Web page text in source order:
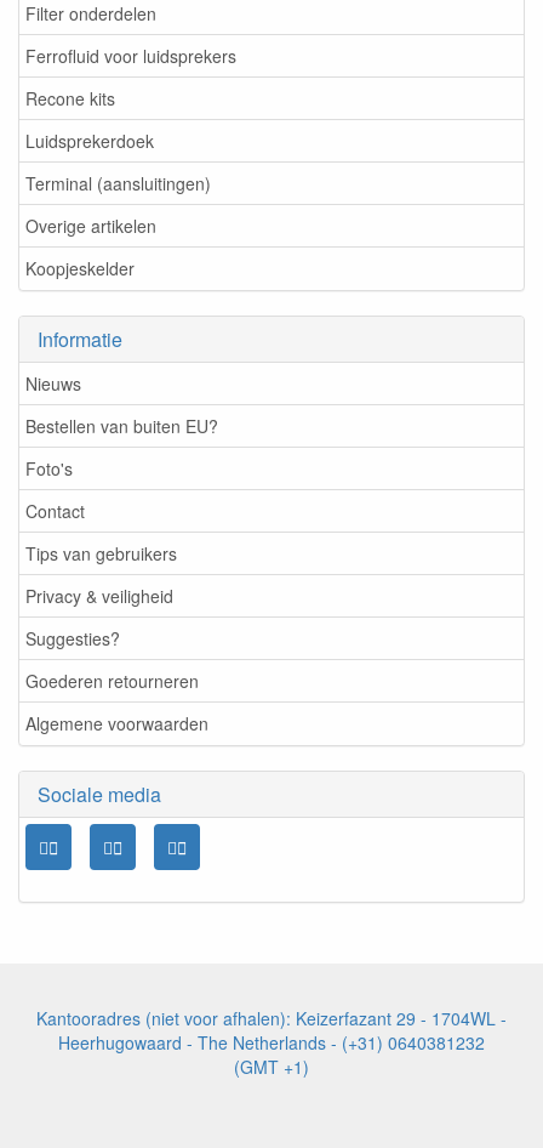
Filter onderdelen
Ferrofluid voor luidsprekers
Recone kits
Luidsprekerdoek
Terminal (aansluitingen)
Overige artikelen
Koopjeskelder
Informatie
Nieuws
Bestellen van buiten EU?
Foto's
Contact
Tips van gebruikers
Privacy & veiligheid
Suggesties?
Goederen retourneren
Algemene voorwaarden
Sociale media
Kantooradres (niet voor afhalen): Keizerfazant 29 - 1704WL -
Heerhugowaard - The Netherlands - (+31) 0640381232
(GMT +1)